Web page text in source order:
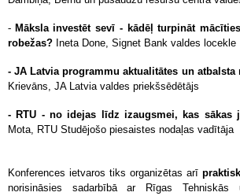
- Māksla investēt sevī - kādēļ turpināt
robežas? Ineta Done, Signet Bank valdes locekle
- JA Latvia programmu aktualitātes un
Krievāns, JA Latvia valdes priekšsēdētājs
- RTU - no idejas līdz izaugsmei, kas sākas
Mota, RTU Studējošo piesaistes nodaļas vadītāja
Konferences ietvaros tiks organizētas arī
norisināsies sadarbībā ar Rīgas Tehniskās